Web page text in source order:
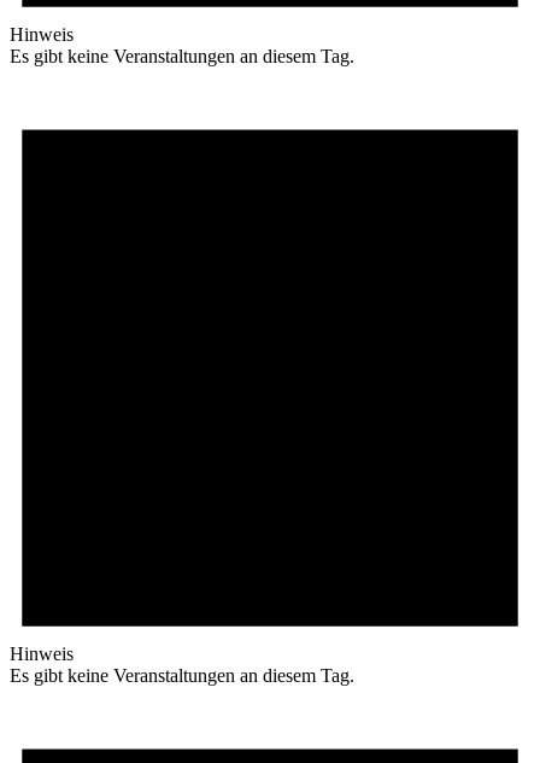
Hinweis
Es gibt keine Veranstaltungen an diesem Tag.
Hinweis
Es gibt keine Veranstaltungen an diesem Tag.